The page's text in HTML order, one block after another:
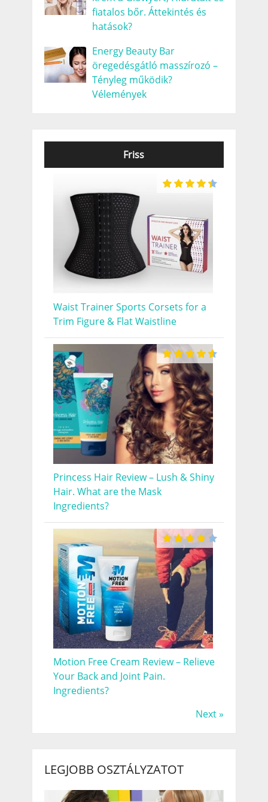
fiatalos bőr. Áttekintés és
hatások?
Energy Beauty Bar
öregedésgátló masszírozó –
Tényleg működik?
Vélemények
Friss
Waist Trainer Sports Corsets for a
Trim Figure & Flat Waistline
Princess Hair Review – Lush & Shiny
Hair. What are the Mask
Ingredients?
Motion Free Cream Review – Relieve
Your Back and Joint Pain.
Ingredients?
Next »
LEGJOBB OSZTÁLYZATOT